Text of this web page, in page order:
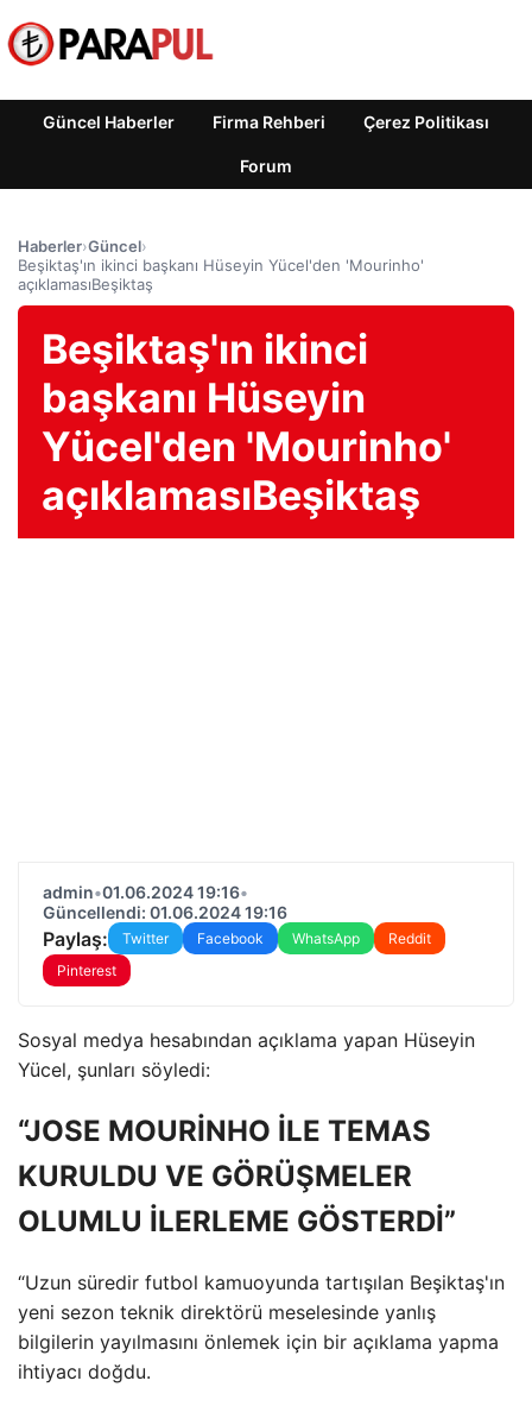
Güncel Haberler Firma Rehberi Çerez Politikası
Forum
Haberler›Güncel›
Beşiktaş'ın ikinci başkanı Hüseyin Yücel'den 'Mourinho'
açıklamasıBeşiktaş
Beşiktaş'ın ikinci
başkanı Hüseyin
Yücel'den 'Mourinho'
açıklamasıBeşiktaş
admin•01.06.2024 19:16•
Güncellendi: 01.06.2024 19:16
Paylaş: Twitter Facebook WhatsApp
Reddit
Pinterest
Sosyal medya hesabından açıklama yapan Hüseyin
Yücel, şunları söyledi:
“JOSE MOURİNHO İLE TEMAS
KURULDU VE GÖRÜŞMELER
OLUMLU İLERLEME GÖSTERDİ”
“Uzun süredir futbol kamuoyunda tartışılan Beşiktaş'ın
yeni sezon teknik direktörü meselesinde yanlış
bilgilerin yayılmasını önlemek için bir açıklama yapma
ihtiyacı doğdu.